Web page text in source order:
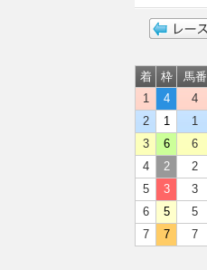
着 枠 馬番
1
4 4
2
1 1
3
6 6
4
2 2
5
3 3
6
5 5
7
7 7